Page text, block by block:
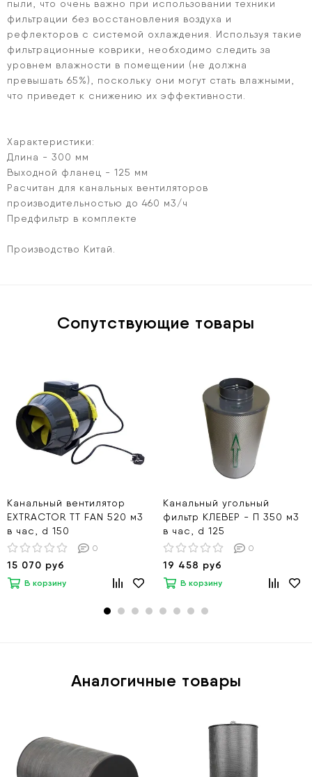
пыли, что очень важно при использовании техники
фильтрации без восстановления воздуха и
рефлекторов с системой охлаждения. Используя такие
фильтрационные коврики, необходимо следить за
уровнем влажности в помещении (не должна
превышать 65%), поскольку они могут стать влажными,
что приведет к снижению их эффективности.
Характеристики:
Длина - 300 мм
Выходной фланец - 125 мм
Расчитан для канальных вентиляторов
производительностью до 460 м3/ч
Предфильтр в комплекте
Производство Китай.
Сопутствующие товары
Канальный вентилятор
EXTRACTOR TT FAN 520 м3
в час, d 150
0
15 070 руб
В корзину
Канальный угольный
фильтр КЛЕВЕР - П 350 м3
в час, d 125
0
19 458 руб
В корзину
Аналогичные товары